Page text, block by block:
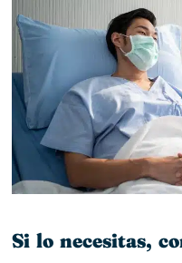
Si lo necesitas,